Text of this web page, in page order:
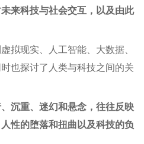
来科技与社会交互，以及由此
拟现实、人工智能、大数据、
也探讨了人类与科技之间的关
沉重、迷幻和悬念，往往反映
性的堕落和扭曲以及科技的负